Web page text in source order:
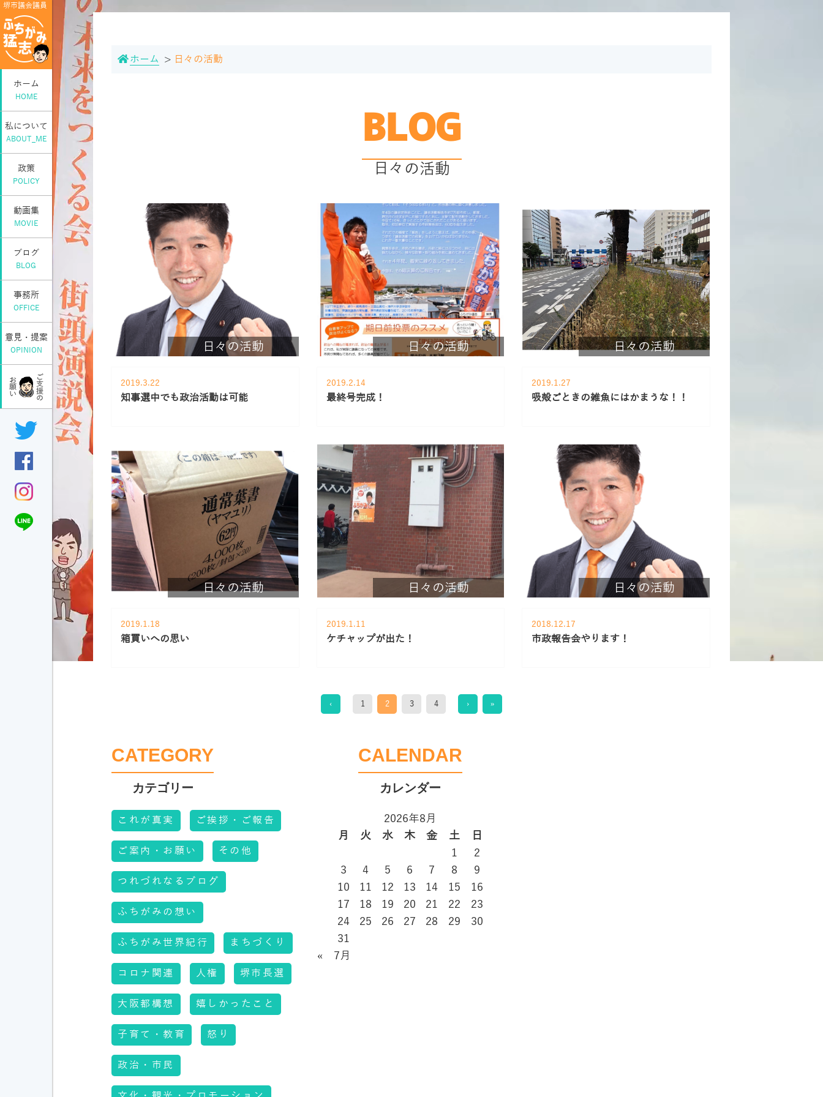
堺市議会議員
ホーム
HOME
私について
ABOUT_ME
政策
POLICY
動画集
MOVIE
ブログ
BLOG
事務所
OFFICE
意見・提案
OPINION
ホーム 日々の活動
BLOG
日々の活動
日々の活動
2019.3.22
知事選中でも政治活動は可能
日々の活動
2019.2.14
最終号完成！
日々の活動
2019.1.27
吸殻ごときの雑魚にはかまうな！！
日々の活動
2019.1.18
箱買いへの思い
日々の活動
2019.1.11
ケチャップが出た！
日々の活動
2018.12.17
市政報告会やります！
‹ 1 2 3 4 › »
CATEGORY
これが真実 ご挨拶・ご報告
ご案内・お願い その他
つれづれなるブログ
ふちがみの想い
ふちがみ世界紀行 まちづくり
コロナ関連 人権 堺市長選
大阪都構想 嬉しかったこと
子育て・教育 怒り
政治・市民
CALENDAR
2026年8月
月
火 水 木 金 土
日
1
2
3
4 5 6 7 8
9
10
11 12 13 14 15
16
17
18 19 20 21 22
23
24
25 26 27 28 29
30
31
« 7月